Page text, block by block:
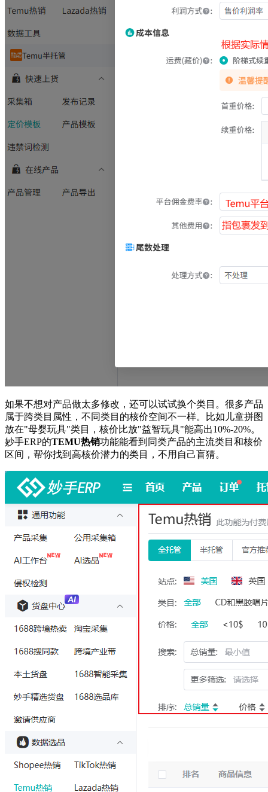
如果不想对产品做太多修改，还可以试试换个类目。很多产品
属于跨类目属性，不同类目的核价空间不一样。比如儿童拼图
放在"母婴玩具"类目，核价比放"益智玩具"能高出10%-20%。
妙手ERP的TEMU热销功能能看到同类产品的主流类目和核价
区间，帮你找到高核价潜力的类目，不用自己盲猜。